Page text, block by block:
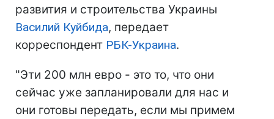
развития и строительства Украины
Василий Куйбида, передает
корреспондент РБК-Украина.
"Эти 200 млн евро - это то, что они
сейчас уже запланировали для нас и
они готовы передать, если мы примем